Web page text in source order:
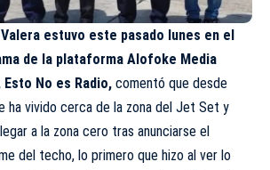
estuvo este pasado lunes en el
de la plataforma Alofoke Media
Esto No es Radio, comentó que desde
ha vivido cerca de la zona del Jet Set y
a la zona cero tras anunciarse el
del techo, lo primero que hizo al ver lo